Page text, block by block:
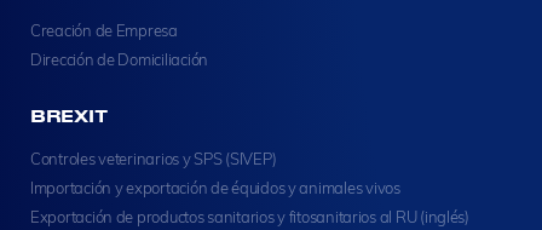
Creación de Empresa
Dirección de Domiciliación
BREXIT
Controles veterinarios y SPS (SIVEP)
Importación y exportación de équidos y animales vivos
Exportación de productos sanitarios y fitosanitarios al RU (inglés)